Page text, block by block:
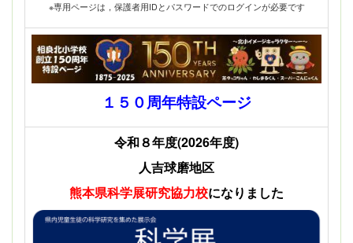
※専用ページは，保護者用IDとパスワードでのログインが必要です
１５０周年特設ページ
令和８年度(2026年度)
人吉球磨地区
熊本県科学展研究協力校になりました